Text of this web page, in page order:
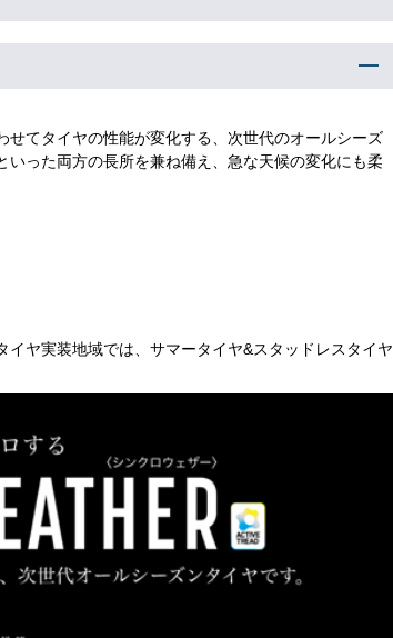
てタイヤの性能が変化する、次世代のオールシーズ
った両方の長所を兼ね備え、急な天候の変化にも柔
ヤ実装地域では、サマータイヤ&スタッドレスタイヤ